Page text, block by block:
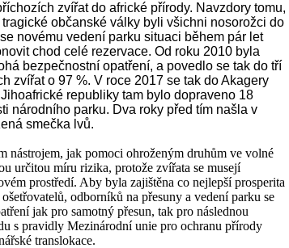
zvířat do africké přírody. Navzdory tomu,
občanské války byli všichni nosorožci do
novému vedení parku situaci během pár let
chod celé rezervace. Od roku 2010 byla
bezpečnostní opatření, a povedlo se tak do tří
zvířat o 97 %. V roce 2017 se tak do Akagery
republiky tam bylo dopraveno 18
národního parku. Dva roky před tím našla v
smečka lvů.
nástrojem, jak pomoci ohroženým druhům ve volné
určitou míru rizika, protože zvířata se musejí
prostředí. Aby byla zajištěna co nejlepší prosperita
odborníků na přesuny a vedení parku se
jak pro samotný přesun, tak pro následnou
s pravidly Mezinárodní unie pro ochranu přírody
translokace.